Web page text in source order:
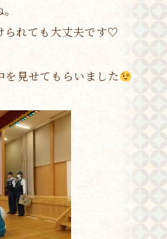
られても大丈夫です♡
を見せてもらいました